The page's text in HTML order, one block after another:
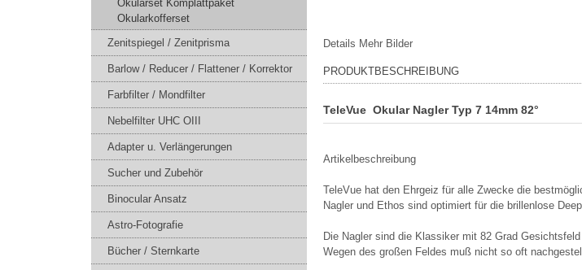
Details Mehr Bilder
PRODUKTBESCHREIBUNG
TeleVue Okular Nagler Typ 7 14mm 82°
Artikelbeschreibung
TeleVue hat den Ehrgeiz für alle Zwecke die
Nagler und Ethos sind optimiert für die brillenlose
Die Nagler sind die Klassiker mit 82 Grad
Wegen des großen Feldes muß nicht so oft
Okularset Komplattpaket
Okularkofferset
Zenitspiegel / Zenitprisma
Barlow / Reducer / Flattener / Korrektor
Farbfilter / Mondfilter
Nebelfilter UHC OIII
Adapter u. Verlängerungen
Sucher und Zubehör
Binocular Ansatz
Astro-Fotografie
Bücher / Sternkarte